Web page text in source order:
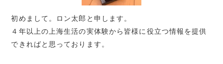
初めまして。ロン太郎と申します。
４年以上の上海生活の実体験から皆様に役立つ情報を提供
できればと思っております。